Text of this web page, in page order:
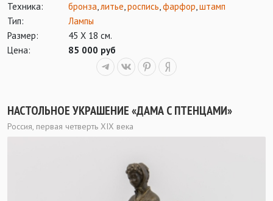
Техника:
бронза,литье,роспись,фарфор,штамп
Тип:
Лампы
Размер:
45 Х 18 см.
Цена:
85 000 руб
НАСТОЛЬНОЕ УКРАШЕНИЕ «ДАМА С ПТЕНЦАМИ»
Россия, первая четверть XIX века